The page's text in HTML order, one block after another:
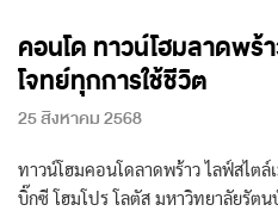
คอนโด ทาวน์โฮมลาดพร้
โจทย์ทุกการใช้ชีวิต
25 สิงหาคม 2568
ทาวน์โฮมคอนโดลาดพร้าว ไลฟ์สไต
บิ๊กซี โฮมโปร โลตัส มหาวิทยาลัยรัต